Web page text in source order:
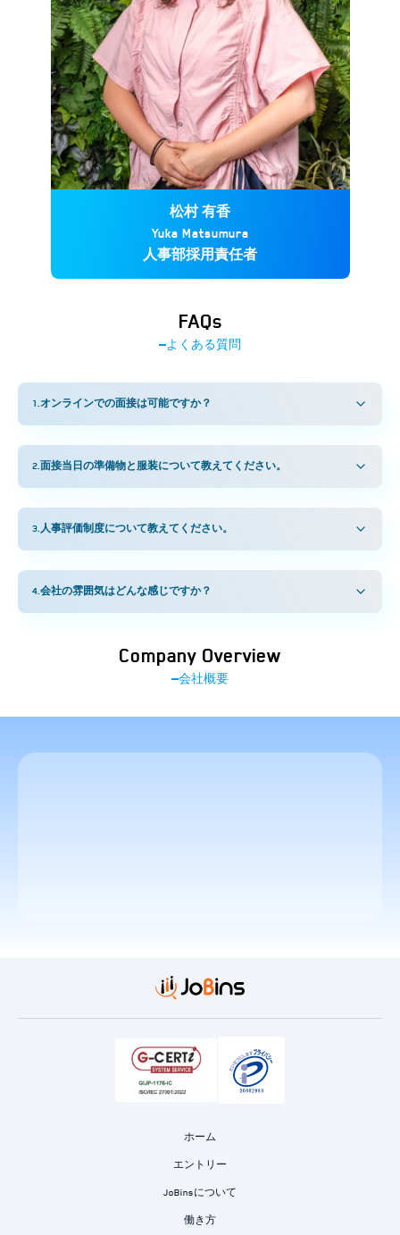
松村 有香
Yuka Matsumura
人事部採用責任者
FAQs
よくある質問
1.オンラインでの面接は可能ですか？
2.面接当日の準備物と服装について教えてください。
3.人事評価制度について教えてください。
4.会社の雰囲気はどんな感じですか？
Company Overview
会社概要
ホーム
エントリー
JoBinsについて
働き方